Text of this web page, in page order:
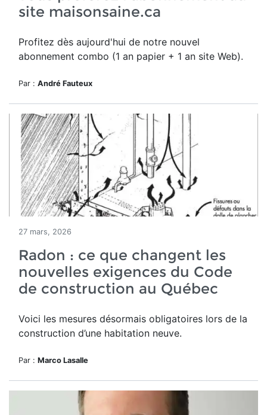
site maisonsaine.ca
Profitez dès aujourd'hui de notre nouvel
abonnement combo (1 an papier + 1 an site Web).
Par : André Fauteux
27 mars, 2026
Radon : ce que changent les
nouvelles exigences du Code
de construction au Québec
Voici les mesures désormais obligatoires lors de la
construction d’une habitation neuve.
Par : Marco Lasalle